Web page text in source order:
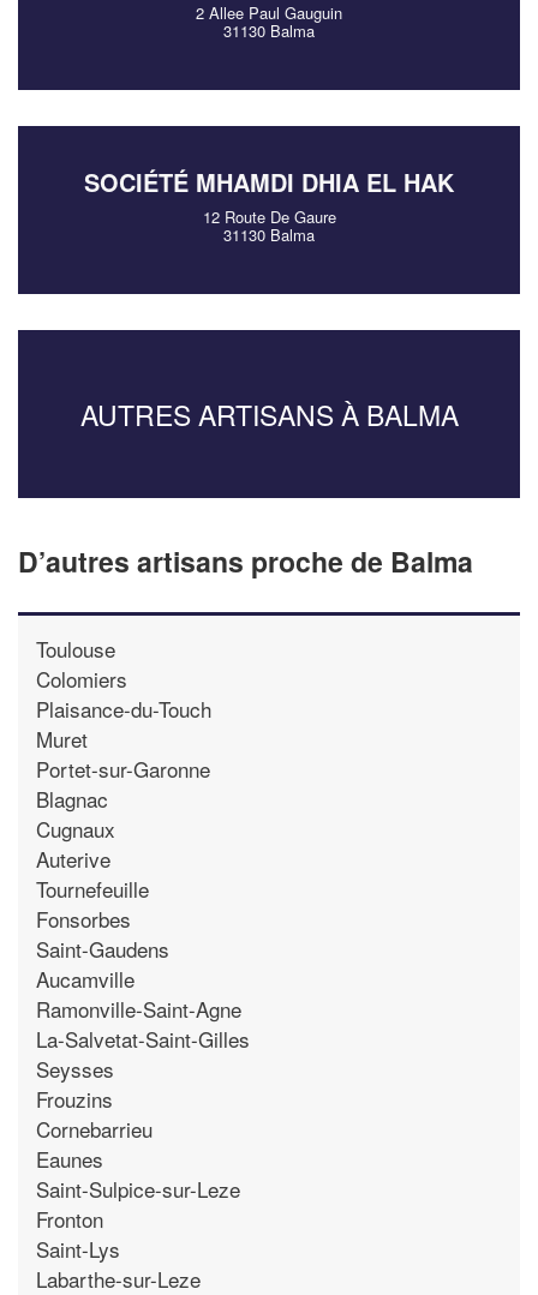
2 Allee Paul Gauguin
31130 Balma
SOCIÉTÉ MHAMDI DHIA EL HAK
12 Route De Gaure
31130 Balma
AUTRES ARTISANS À BALMA
D’autres artisans proche de Balma
Toulouse
Colomiers
Plaisance-du-Touch
Muret
Portet-sur-Garonne
Blagnac
Cugnaux
Auterive
Tournefeuille
Fonsorbes
Saint-Gaudens
Aucamville
Ramonville-Saint-Agne
La-Salvetat-Saint-Gilles
Seysses
Frouzins
Cornebarrieu
Eaunes
Saint-Sulpice-sur-Leze
Fronton
Saint-Lys
Labarthe-sur-Leze